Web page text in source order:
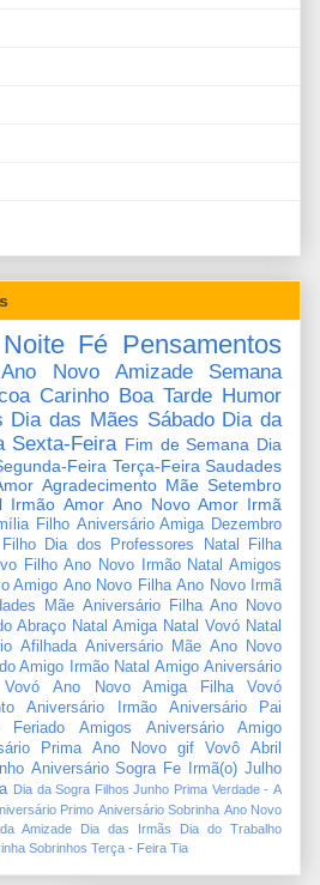
Fé Pensamentos
Ano Novo Amizade
Semana
Carinho Boa Tarde Humor
Dia das Mães Sábado Dia da
Sexta-Feira Fim de Semana Dia
Feira Terça-Feira Saudades
Agradecimento Mãe Setembro
Irmão Amor Ano Novo Amor Irmã
Filho Aniversário Amiga Dezembro
Dia dos Professores
Natal Filha
Filho Ano Novo Irmão Natal Amigos
Amigo Ano Novo Filha Ano Novo Irmã
Mãe Aniversário Filha Ano Novo
Abraço Natal Amiga Natal Vovó Natal
Afilhada Aniversário Mãe Ano Novo
Amigo Irmão Natal Amigo Aniversário
Ano Novo Amiga Filha
Vovó
Aniversário Irmão
Aniversário Pai
Feriado Amigos
Aniversário Amigo
Prima Ano Novo gif Vovô
Abril
Aniversário Sogra Fe Irmã(o) Julho
Dia da Sogra Filhos Junho Prima Verdade - A
Primo Aniversário Sobrinha Ano Novo
Amizade Dia das Irmãs
Dia do Trabalho
Sobrinhos Terça - Feira Tia